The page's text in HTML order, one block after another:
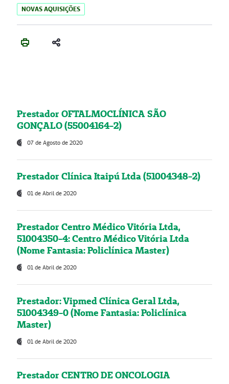
NOVAS AQUISIÇÕES
Prestador OFTALMOCLÍNICA SÃO
GONÇALO (55004164-2)
07 de Agosto de 2020
Prestador Clínica Itaipú Ltda (51004348-2)
01 de Abril de 2020
Prestador Centro Médico Vitória Ltda,
51004350-4: Centro Médico Vitória Ltda
(Nome Fantasia: Policlínica Master)
01 de Abril de 2020
Prestador: Vipmed Clínica Geral Ltda,
51004349-0 (Nome Fantasia: Policlínica
Master)
01 de Abril de 2020
Prestador CENTRO DE ONCOLOGIA